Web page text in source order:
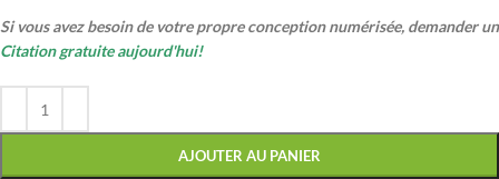
Si vous avez besoin de votre propre conception numérisée, demander un
Citation gratuite aujourd'hui!
AJOUTER AU PANIER